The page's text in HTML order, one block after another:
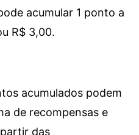
acumular 1 ponto a
R$ 3,00.
acumulados podem
de recompensas e
das